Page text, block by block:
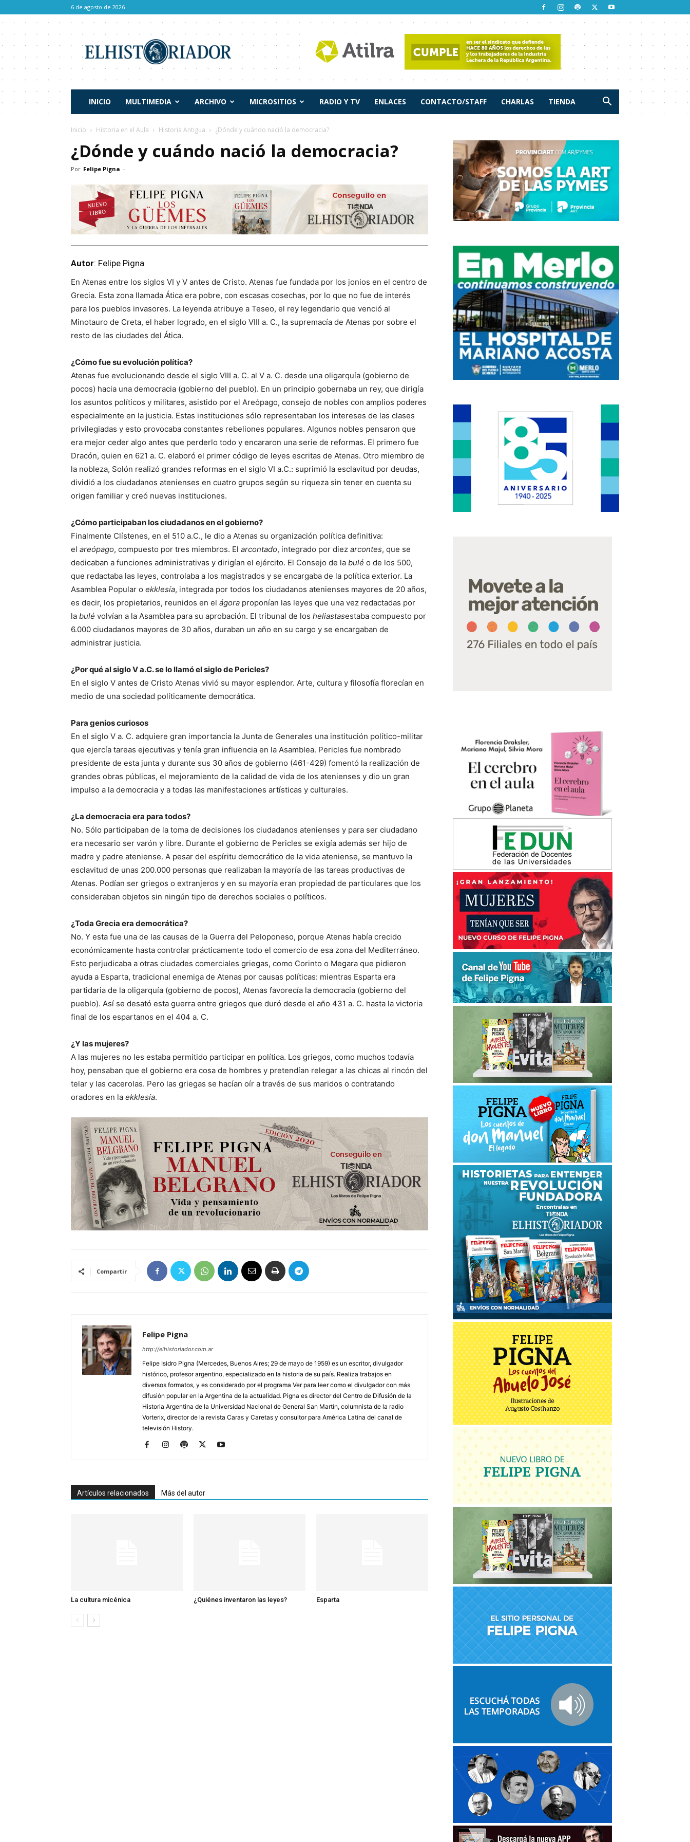
6 de agosto de 2026
Historiador
INICIO MULTIMEDIA ARCHIVO MICROSITIOS RADIO Y TV ENLACES CONTACTO/STAFF CHARLAS TIENDA
Inicio Historia en el Aula Historia Antigua ¿Dónde y cuándo nació la democracia?
¿Dónde y cuándo nació la democracia?
Por Felipe Pigna -
Autor: Felipe Pigna
En Atenas entre los siglos VI y V antes de Cristo. Atenas fue fundada por los jonios en el centro de
Grecia. Esta zona llamada Ática era pobre, con escasas cosechas, por lo que no fue de interés
para los pueblos invasores. La leyenda atribuye a Teseo, el rey legendario que venció al
Minotauro de Creta, el haber logrado, en el siglo VIII a. C., la supremacía de Atenas por sobre el
resto de las ciudades del Ática.
¿Cómo fue su evolución política?
Atenas fue evolucionando desde el siglo VIII a. C. al V a. C. desde una oligarquía (gobierno de
pocos) hacia una democracia (gobierno del pueblo). En un principio gobernaba un rey, que dirigía
los asuntos políticos y militares, asistido por el Areópago, consejo de nobles con amplios poderes
especialmente en la justicia. Estas instituciones sólo representaban los intereses de las clases
privilegiadas y esto provocaba constantes rebeliones populares. Algunos nobles pensaron que
era mejor ceder algo antes que perderlo todo y encararon una serie de reformas. El primero fue
Dracón, quien en 621 a. C. elaboró el primer código de leyes escritas de Atenas. Otro miembro de
la nobleza, Solón realizó grandes reformas en el siglo VI a.C.: suprimió la esclavitud por deudas,
dividió a los ciudadanos atenienses en cuatro grupos según su riqueza sin tener en cuenta su
origen familiar y creó nuevas instituciones.
¿Cómo participaban los ciudadanos en el gobierno?
Finalmente Clístenes, en el 510 a.C., le dio a Atenas su organización política definitiva:
el areópago, compuesto por tres miembros. El arcontado, integrado por diez arcontes, que se
dedicaban a funciones administrativas y dirigían el ejército. El Consejo de la bulé o de los 500,
que redactaba las leyes, controlaba a los magistrados y se encargaba de la política exterior. La
Asamblea Popular o ekklesía, integrada por todos los ciudadanos atenienses mayores de 20 años,
es decir, los propietarios, reunidos en el ágora proponían las leyes que una vez redactadas por
la bulé volvían a la Asamblea para su aprobación. El tribunal de los heliastasestaba compuesto por
6.000 ciudadanos mayores de 30 años, duraban un año en su cargo y se encargaban de
administrar justicia.
¿Por qué al siglo V a.C. se lo llamó el siglo de Pericles?
En el siglo V antes de Cristo Atenas vivió su mayor esplendor. Arte, cultura y filosofía florecían en
medio de una sociedad políticamente democrática.
Para genios curiosos
En el siglo V a. C. adquiere gran importancia la Junta de Generales una institución político-militar
que ejercía tareas ejecutivas y tenía gran influencia en la Asamblea. Pericles fue nombrado
presidente de esta junta y durante sus 30 años de gobierno (461-429) fomentó la realización de
grandes obras públicas, el mejoramiento de la calidad de vida de los atenienses y dio un gran
impulso a la democracia y a todas las manifestaciones artísticas y culturales.
¿La democracia era para todos?
No. Sólo participaban de la toma de decisiones los ciudadanos atenienses y para ser ciudadano
era necesario ser varón y libre. Durante el gobierno de Pericles se exigía además ser hijo de
madre y padre ateniense. A pesar del espíritu democrático de la vida ateniense, se mantuvo la
esclavitud de unas 200.000 personas que realizaban la mayoría de las tareas productivas de
Atenas. Podían ser griegos o extranjeros y en su mayoría eran propiedad de particulares que los
consideraban objetos sin ningún tipo de derechos sociales o políticos.
¿Toda Grecia era democrática?
No. Y esta fue una de las causas de la Guerra del Peloponeso, porque Atenas había crecido
económicamente hasta controlar prácticamente todo el comercio de esa zona del Mediterráneo.
Esto perjudicaba a otras ciudades comerciales griegas, como Corinto o Megara que pidieron
ayuda a Esparta, tradicional enemiga de Atenas por causas políticas: mientras Esparta era
partidaria de la oligarquía (gobierno de pocos), Atenas favorecía la democracia (gobierno del
pueblo). Así se desató esta guerra entre griegos que duró desde el año 431 a. C. hasta la victoria
final de los espartanos en el 404 a. C.
¿Y las mujeres?
A las mujeres no les estaba permitido participar en política. Los griegos, como muchos todavía
hoy, pensaban que el gobierno era cosa de hombres y pretendían relegar a las chicas al rincón del
telar y las cacerolas. Pero las griegas se hacían oír a través de sus maridos o contratando
oradores en la ekklesía.
Compartir
Felipe Pigna
http://elhistoriador.com.ar
Felipe Isidro Pigna (Mercedes, Buenos Aires; 29 de mayo de 1959) es un escritor, divulgador
histórico, profesor argentino, especializado en la historia de su país. Realiza trabajos en
diversos formatos, y es considerado por el programa Ver para leer como el divulgador con más
difusión popular en la Argentina de la actualidad. Pigna es director del Centro de Difusión de la
Historia Argentina de la Universidad Nacional de General San Martín, columnista de la radio
Vorterix, director de la revista Caras y Caretas y consultor para América Latina del canal de
televisión History.
Artículos relacionados Más del autor
La cultura micénica ¿Quiénes inventaron las leyes? Esparta